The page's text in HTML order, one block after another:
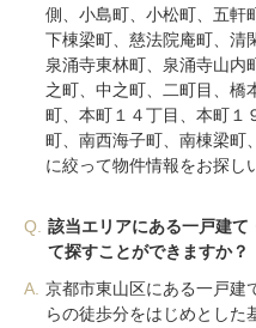
側、小島町、小松町、五軒
下棟梁町、慈法院庵町、清
泉涌寺東林町、泉涌寺山内
之町、中之町、二町目、橋
町、本町１４丁目、本町１
町、南西海子町、南棟梁町
に絞って物件情報をお探し
Q.
該当エリアにある一戸建て
て探すことができますか？
A. 京都市東山区にある一戸建
らの徒歩分をはじめとした